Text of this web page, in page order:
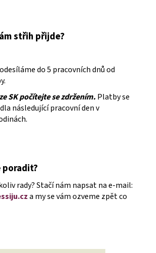
střih přijde?
do 5 pracovních dnů od
SK počítejte se zdržením.Platby se
následující pracovní den v
rady? Stačí nám napsat na e-mail:
a my se vám ozveme zpět co